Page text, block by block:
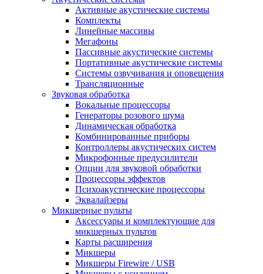
Активные акустические системы
Комплекты
Линейные массивы
Мегафоны
Пассивные акустические системы
Портативные акустические системы
Системы озвучивания и оповещения
Трансляционные
Звуковая обработка
Вокальные процессоры
Генераторы розового шума
Динамическая обработка
Комбинированные приборы
Контроллеры акустических систем
Микрофонные предусилители
Опции для звуковой обработки
Процессоры эффектов
Психоакустические процессоры
Эквалайзеры
Микшерные пульты
Аксессуары и комплектующие для
микшерных пультов
Карты расширения
Микшеры
Микшеры Firewire / USB